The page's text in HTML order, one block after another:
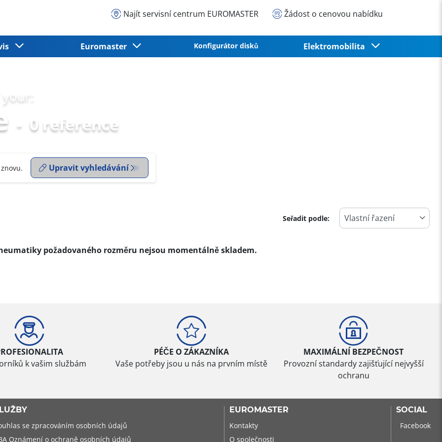
Najít servisní centrum EUROMASTER Žádost o cenovou nabídku
Euromaster Konfigurátor disků Elektromobilita
- 0 reference
Upravit vyhledávání
Seřadit podle:
požadovaného rozměru nejsou momentálně skladem.
k vašim službám
PÉČE O ZÁKAZNÍKA
Vaše potřeby jsou u nás na prvním místě
MAXIMÁLNÍ BEZPEČNOST
Provozní standardy zajišťující nejvyšší
ochranu
se zpracováním osobních údajů
Oznámení o ochraně osobních údajů
EUROMASTER
Kontakty
O společnosti
SOCIAL
Facebook